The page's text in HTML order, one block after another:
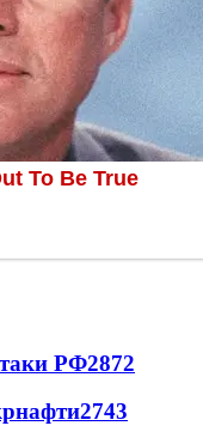
РФ2872
2743